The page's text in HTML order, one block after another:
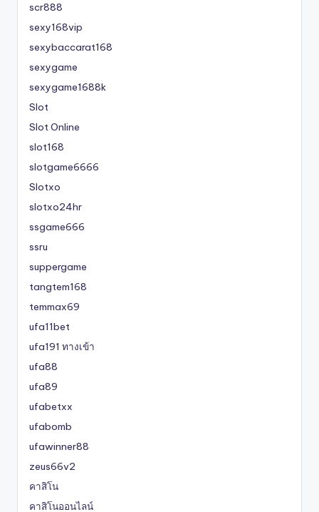
scr888
sexy168vip
sexybaccarat168
sexygame
sexygame1688k
Slot
Slot Online
slot168
slotgame6666
Slotxo
slotxo24hr
ssgame666
ssru
suppergame
tangtem168
temmax69
ufa11bet
ufa191 ทางเข้า
ufa88
ufa89
ufabetxx
ufabomb
ufawinner88
zeus66v2
คาสิโน
คาสิโนออนไลน์